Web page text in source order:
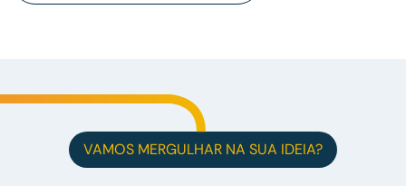
VAMOS MERGULHAR NA SUA IDEIA?